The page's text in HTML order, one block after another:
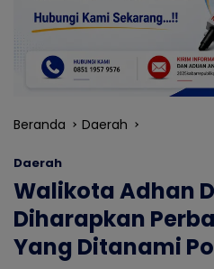
Beranda Daerah
Daerah
Walikota Adhan
Diharapkan
Yang Ditanami